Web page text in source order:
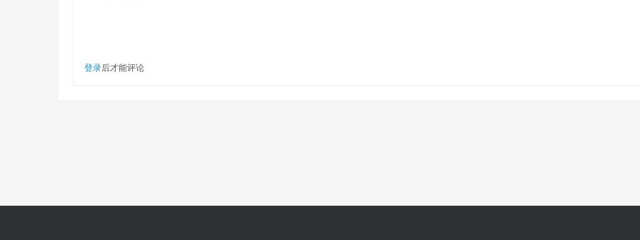
登录后才能评论